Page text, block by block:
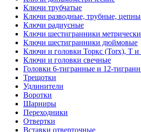
Ключи трубчатые
Ключи разводные, трубные,
Ключи радиусные
Ключи шестигранники
Ключи шестигранники дюймовые
Ключи и головки Торкс (Torx), Т
Ключи и головки свечные
Головки 6-тигранные и 12-
Трещотки
Удлинители
Воротки
Шарниры
Переходники
Отвертки
Вставки отверточные